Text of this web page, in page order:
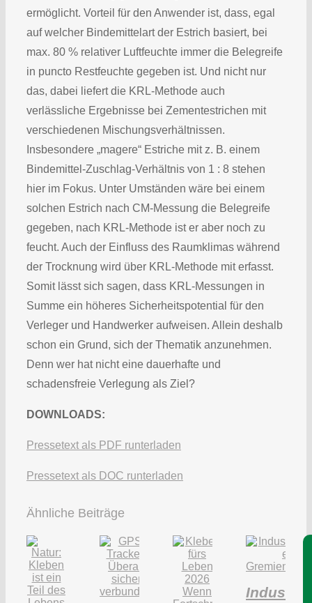
ermöglicht. Vorteil für den Anwender ist, dass, egal
auf welcher Bindemittelart der Estrich basiert, bei
max. 80 % relativer Luftfeuchte immer die Belegreife
in puncto Restfeuchte gegeben ist. Und nicht nur
das, dabei liefert die KRL-Methode auch
verlässliche Ergebnisse bei Zementestrichen mit
verschiedenen Mischungsverhältnissen.
Insbesondere „magere“ Estriche mit z. B. einem
Bindemittel-Zuschlag-Verhältnis von 1 : 8 stehen
hier im Fokus. Unter Umständen wäre bei einem
solchen Estrich nach CM-Messung die Belegreife
gegeben, nach KRL-Methode ist er aber noch zu
feucht. Auch der Einfluss des Raumklimas während
der Trocknung wird über KRL-Methode mit erfasst.
Somit lässt sich sagen, dass KRL-Messungen in
Summe ein höheres Sicherheitspotential für den
Verleger und Handwerker aufweisen. Allein deshalb
schon ein Grund, sich der Thematik anzunehmen.
Denn wer hat nicht eine dauerhafte und
schadensfreie Verlegung als Ziel?
DOWNLOADS:
Pressetext als PDF runterladen
Pressetext als DOC runterladen
Ähnliche Beiträge